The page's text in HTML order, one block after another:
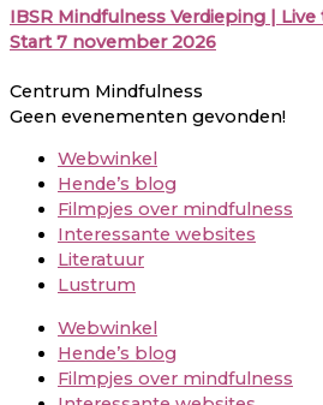
IBSR Mindfulness Verdieping |
Start 7 november 2026
Centrum Mindfulness
Geen evenementen gevonden!
Webwinkel
Hende’s blog
Filmpjes over mindfulness
Interessante websites
Literatuur
Lustrum
Webwinkel
Hende’s blog
Filmpjes over mindfulness